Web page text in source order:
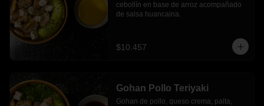
cebollín en base de arroz acompañado
de salsa huancaina.
$10.457
Gohan Pollo Teriyaki
Gohan de pollo, queso crema, palta,